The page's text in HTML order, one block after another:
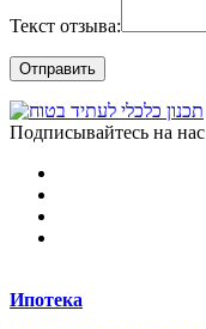
Текст отзыва:
Подписывайтесь на нас
Ипотека